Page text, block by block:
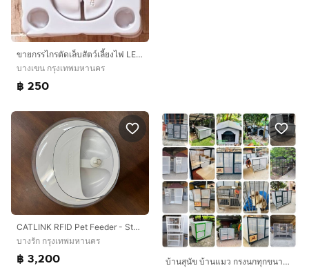
ขายกรรไกรตัดเล็บสัตว์เลี้ยงไฟ LED ช่วยให้มองเห็นเส้นเลือดในเล็บ ป้องกันการโดนเนื้อ ผลิตจากวัสดุ ABS และสแตนเลส มีช่องเก็บเศษเล็บ ตะไบในตัว
บางเขน กรุงเทพมหานคร
฿ 250
CATLINK RFID Pet Feeder - Standard F03 เครื่องให้อาหารอัตโนมัติ
บางรัก กรุงเทพมหานคร
฿ 3,200
บ้านสุนัข บ้านแมว กรงนกทุกขนาด ทุกแบบราคาส่ง งานสวย วัสดุแข็งแรง ทำสร้างทุกขนาด รั่วกั้นสุนัข คอก และอื่นๆ เหล็ก สแตนเลส บ้านเณ่อร่า